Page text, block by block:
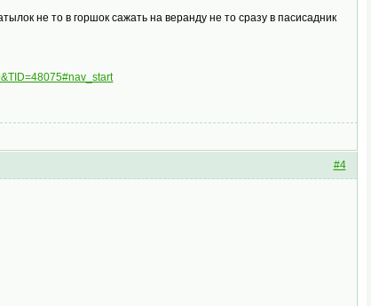
не то в горшок сажать на веранду не то сразу в пасисадник
#4